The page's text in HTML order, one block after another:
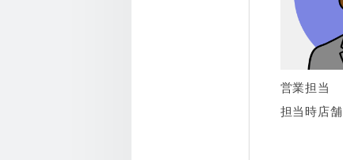
営業担当
担当時店舗